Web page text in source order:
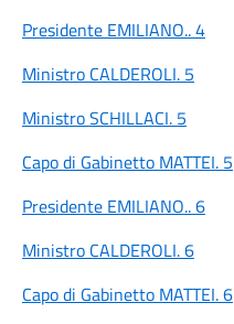
Presidente EMILIANO.. 4
Ministro CALDEROLI. 5
Ministro SCHILLACI. 5
Capo di Gabinetto MATTEI. 5
Presidente EMILIANO.. 6
Ministro CALDEROLI. 6
Capo di Gabinetto MATTEI. 6